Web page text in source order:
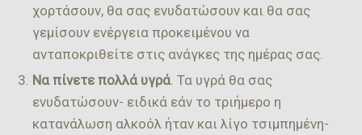
χορτάσουν, θα σας ενυδατώσουν και θα σας
γεμίσουν ενέργεια προκειμένου να
ανταποκριθείτε στις ανάγκες της ημέρας σας.
Να πίνετε πολλά υγρά. Τα υγρά θα σας
ενυδατώσουν- ειδικά εάν το τριήμερο η
κατανάλωση αλκοόλ ήταν και λίγο τσιμπημένη-